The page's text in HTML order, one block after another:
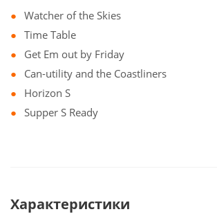
Watcher of the Skies
Time Table
Get Em out by Friday
Can-utility and the Coastliners
Horizon S
Supper S Ready
Характеристики